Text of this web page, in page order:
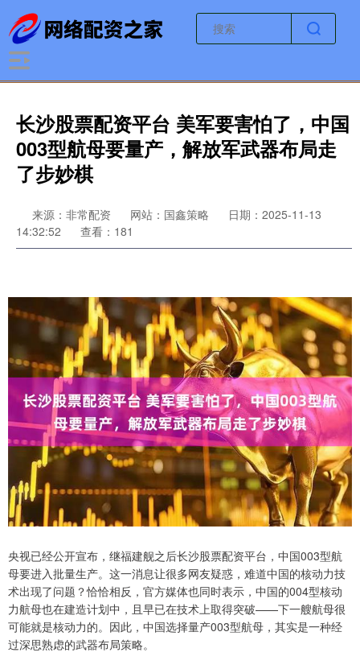
长沙股票配资平台 美军要害怕了，中国
003型航母要量产，解放军武器布局走
了步妙棋
来源：非常配资 网站：国鑫策略
日期：2025-11-13
14:32:52
查看：181
央视已经公开宣布，继福建舰之后长沙股票配资平台，中国003型航
母要进入批量生产。这一消息让很多网友疑惑，难道中国的核动力技
术出现了问题？恰恰相反，官方媒体也同时表示，中国的004型核动
力航母也在建造计划中，且早已在技术上取得突破——下一艘航母很
可能就是核动力的。因此，中国选择量产003型航母，其实是一种经
过深思熟虑的武器布局策略。